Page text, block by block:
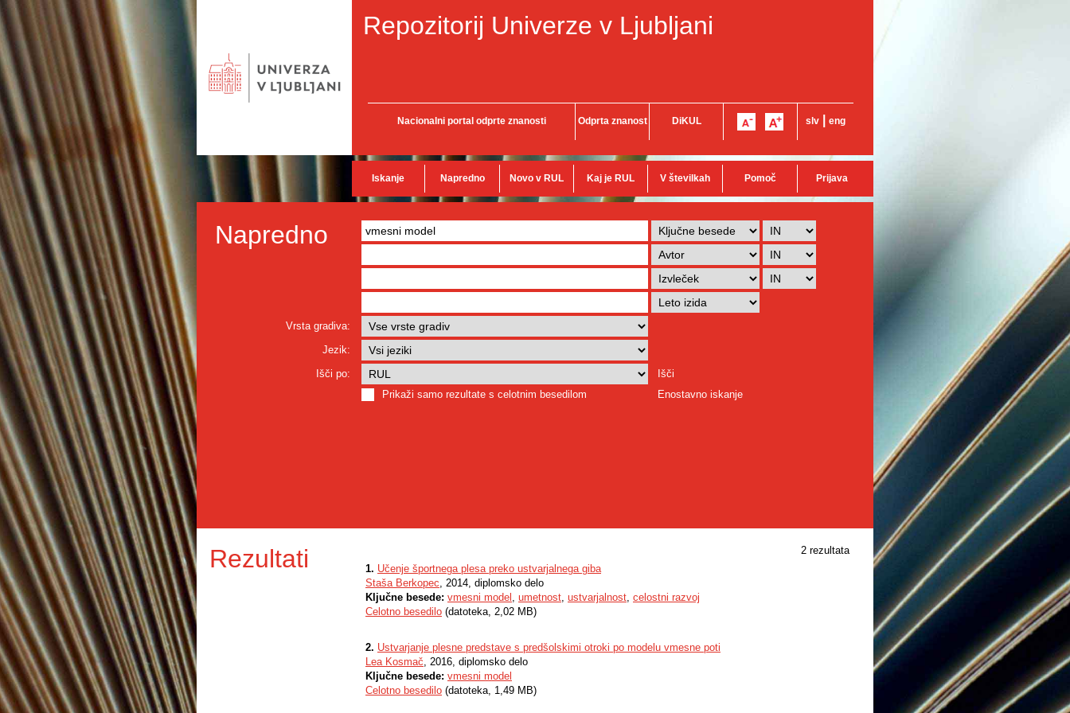
Repozitorij Univerze v Ljubljani
Nacionalni portal odprte znanosti Odprta znanost DiKUL slv eng
Iskanje Napredno Novo v RUL Kaj je RUL V številkah Pomoč Prijava
Napredno
Vrsta gradiva:
Jezik:
Išči po:
Išči
Prikaži samo rezultate s celotnim besedilom
Enostavno iskanje
Rezultati
2 rezultata
1. Učenje športnega plesa preko ustvarjalnega giba
Staša Berkopec, 2014, diplomsko delo
Ključne besede: vmesni model , umetnost, ustvarjalnost, celostni razvoj
Celotno besedilo (datoteka, 2,02 MB)
2. Ustvarjanje plesne predstave s predšolskimi otroki po modelu vmesne poti
Lea Kosmač, 2016, diplomsko delo
Ključne besede: vmesni model
Celotno besedilo (datoteka, 1,49 MB)